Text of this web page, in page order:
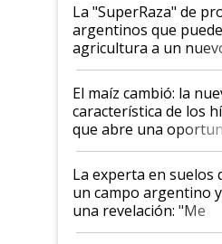
La "SuperRaza" de
argentinos que
agricultura a un nuevo
posibilidades de
infinitas"
El maíz cambió: la
característica de los
que abre una
el lote
La experta en suelos
un campo argentino
una revelación: "Me
impresionó mucho"